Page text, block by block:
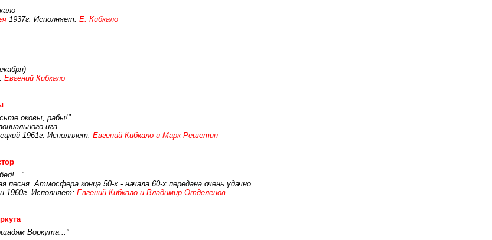
1937г. Исполняет: Е. Кибкало
Евгений Кибкало
оковы, рабы!"
ига
1961г. Исполняет: Евгений Кибкало и Марк Решетин
Атмосфера конца 50-х - начала 60-х передана очень удачно.
1960г. Исполняет: Евгений Кибкало и Владимир Отделенов
Воркута..."